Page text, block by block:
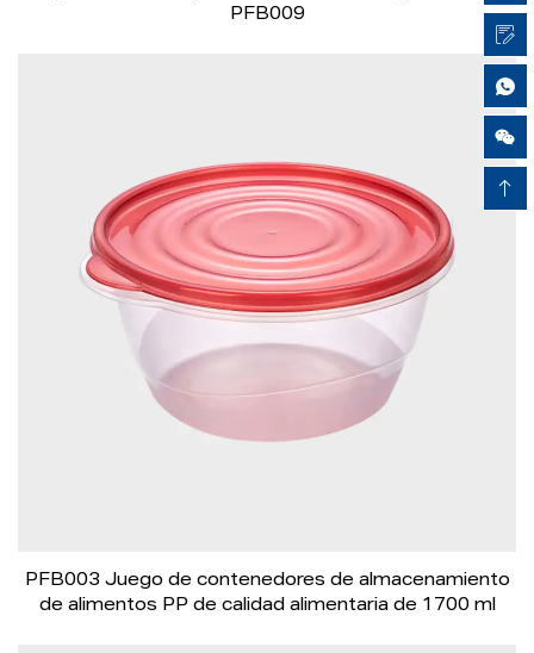
PFB009
PFB003 Juego de contenedores de almacenamiento
de alimentos PP de calidad alimentaria de 1700 ml